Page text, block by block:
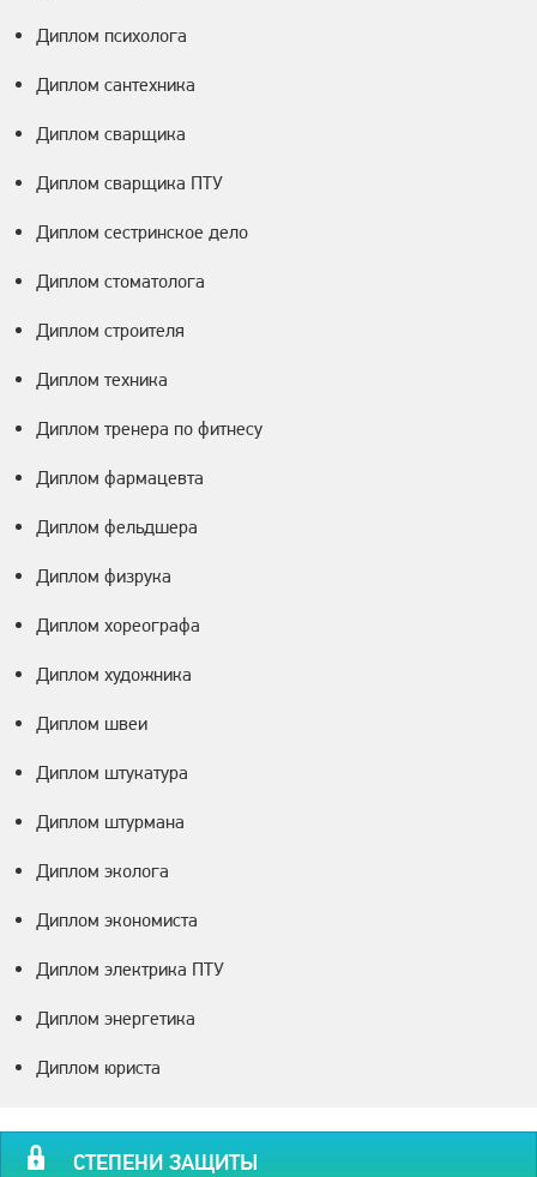
Диплом психолога
Диплом сантехника
Диплом сварщика
Диплом сварщика ПТУ
Диплом сестринское дело
Диплом стоматолога
Диплом строителя
Диплом техника
Диплом тренера по фитнесу
Диплом фармацевта
Диплом фельдшера
Диплом физрука
Диплом хореографа
Диплом художника
Диплом швеи
Диплом штукатура
Диплом штурмана
Диплом эколога
Диплом экономиста
Диплом электрика ПТУ
Диплом энергетика
Диплом юриста
СТЕПЕНИ ЗАЩИТЫ